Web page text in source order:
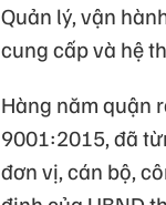
Quản lý, vận
cung cấp và hệ
Hàng năm quận
9001:2015, đã
đơn vị, cán bộ,